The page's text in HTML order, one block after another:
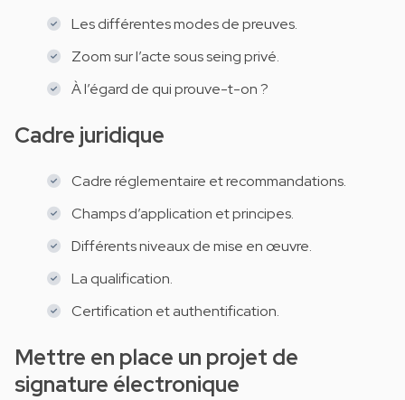
Les différentes modes de preuves.
Zoom sur l’acte sous seing privé.
À l’égard de qui prouve-t-on ?
Cadre juridique
Cadre réglementaire et recommandations.
Champs d’application et principes.
Différents niveaux de mise en œuvre.
La qualification.
Certification et authentification.
Mettre en place un projet de
signature électronique